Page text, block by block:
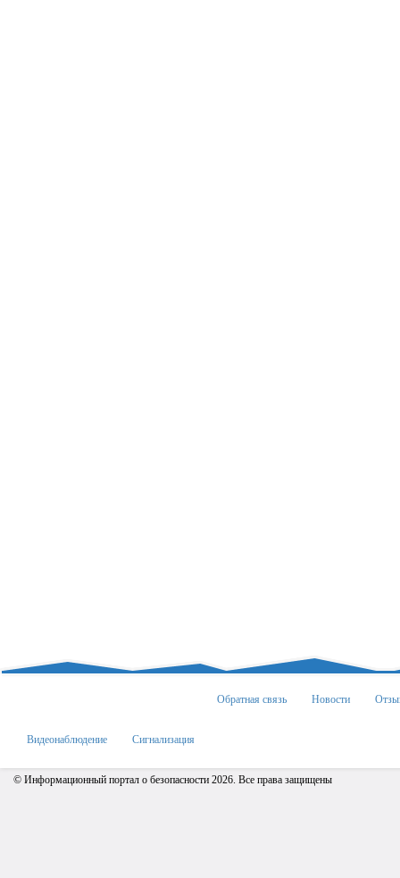
Обратная связь Новости
Видеонаблюдение Сигнализация
© Информационный портал о безопасности 2026. Все права защищены